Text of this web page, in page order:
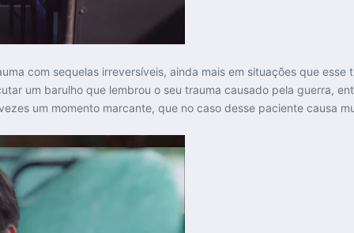
com sequelas irreversíveis, ainda mais em situações que
um barulho que lembrou o seu trauma causado pela guerra,
um momento marcante, que no caso desse paciente causa